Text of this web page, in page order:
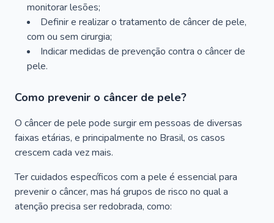
monitorar lesões;
Definir e realizar o tratamento de câncer de pele,
com ou sem cirurgia;
Indicar medidas de prevenção contra o câncer de
pele.
Como prevenir o câncer de pele?
O câncer de pele pode surgir em pessoas de diversas
faixas etárias, e principalmente no Brasil, os casos
crescem cada vez mais.
Ter cuidados específicos com a pele é essencial para
prevenir o câncer, mas há grupos de risco no qual a
atenção precisa ser redobrada, como: